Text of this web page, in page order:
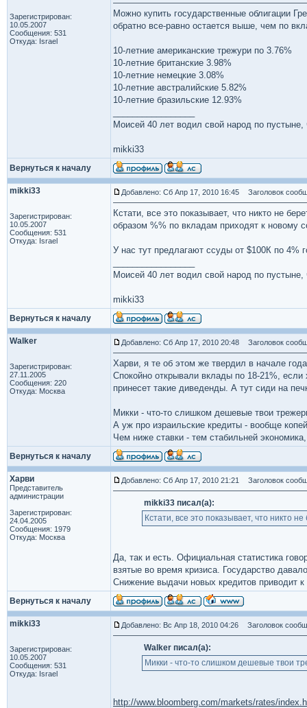
Зарегистрирован:
10.05.2007
Сообщения: 531
Откуда: Israel
Можно купить государственные облигации
обратно все-равно остается выше, чем по
10-летние американские трежури по 3.76%
10-летние британские 3.98%
10-летние немецкие 3.08%
10-летние австралийские 5.82%
10-летние бразильские 12.93%
Моисей 40 лет водил свой народ по
mikki33
Вернуться к началу
mikki33
Зарегистрирован:
10.05.2007
Сообщения: 531
Откуда: Israel
Добавлено: Сб Апр 17, 2010 16:45 Заголовок
Кстати, все это показывает, что никто не
образом %% по вкладам приходят к новому
У нас тут предлагают ссуды от $100К по 4%
Моисей 40 лет водил свой народ по
mikki33
Вернуться к началу
Walker
Зарегистрирован:
27.11.2005
Сообщения: 220
Откуда: Москва
Добавлено: Сб Апр 17, 2010 20:48 Заголовок
Харви, я те об этом же твердил в начале
Спокойно открывали вклады по 18-21%,
принесет такие диведенды. А тут сиди на
Микки - что-то слишком дешевые твои
А уж про израильские кредиты - вообще
Чем ниже ставки - тем стабильней
Вернуться к началу
Харви
Представитель
администрации
Зарегистрирован:
24.04.2005
Сообщения: 1979
Откуда: Москва
Добавлено: Сб Апр 17, 2010 21:21 Заголовок
mikki33 писал(а):
Кстати, все это показывает, что никто
Да, так и есть. Официальная статистика
взятые во время кризиса. Государство
Снижение выдачи новых кредитов приводит
Вернуться к началу
mikki33
Зарегистрирован:
10.05.2007
Сообщения: 531
Откуда: Israel
Добавлено: Вс Апр 18, 2010 04:26 Заголовок
Walker писал(а):
Микки - что-то слишком дешевые твои
http://www.bloomberg.com/markets/rates/